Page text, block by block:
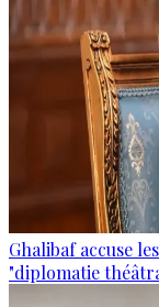
Ghalibaf accuse
"diplomatie